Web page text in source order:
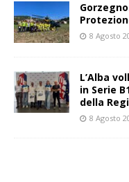
8 Agosto
L’Alba
in Serie
della
8 Agosto